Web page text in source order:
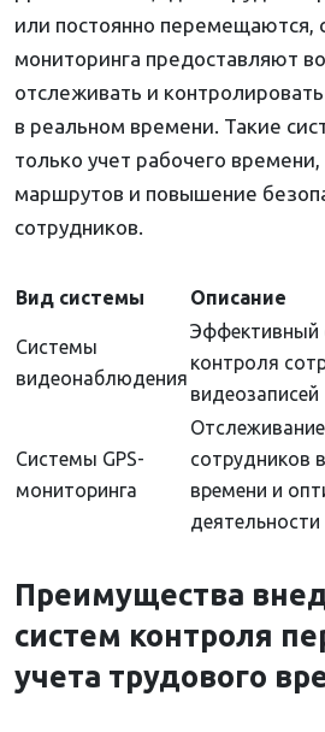
или постоянно перемещаются,
мониторинга предоставляют
отслеживать и
в реальном времени. Такие
только учет рабочего
маршрутов и повышение
сотрудников.
Вид системы Описание
Системы
видеонаблюдения
Эффективный
контроля
видеозаписей
Системы GPS-
мониторинга
сотрудников
времени и
деятельности
Преимущества
систем контроля
учета трудового